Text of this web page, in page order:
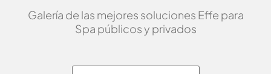
Galería de las mejores soluciones Effe para
Spa públicos y privados